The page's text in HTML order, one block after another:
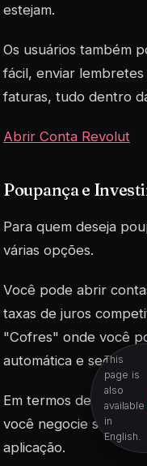
This
page is
also
available
in
English.
estejam.
Os usuários também
fácil, enviar
faturas, tudo dentro
Abrir Conta Revolut
Poupança e
Para quem deseja
várias opções.
Você pode abrir
taxas de juros
"Cofres" onde você
automática e segura.
Em termos de
você negocie stocks
aplicação.